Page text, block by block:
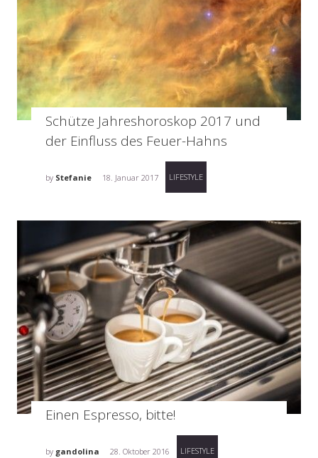
Schütze Jahreshoroskop 2017 und
der Einfluss des Feuer-Hahns
by Stefanie 18. Januar 2017 LIFESTYLE
Einen Espresso, bitte!
by gandolina 28. Oktober 2016 LIFESTYLE